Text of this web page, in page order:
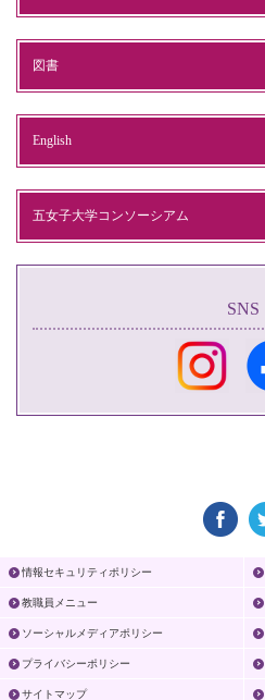
図書
English
五女子大学コンソーシアム
SNS
情報セキュリティポリシー
教職員メニュー
ソーシャルメディアポリシー
プライバシーポリシー
サイトマップ